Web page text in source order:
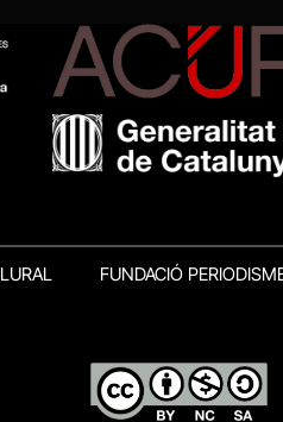
FUNDACIÓ